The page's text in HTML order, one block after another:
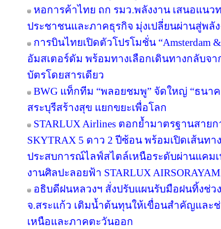
หอการค้าไทย ถก รมว.พลังงาน เสนอแน
ประชาชนและภาคธุรกิจ มุ่งเปลี่ยนผ่านสู่พลั
การบินไทยเปิดตัวโปรโมชั่น “Amsterdam
อัมสเตอร์ดัม พร้อมทางเลือกเดินทางกลับจา
บัตรโดยสารเดียว
BWG แท็กทีม “พลอยชมพู” จัดใหญ่ “ธนา
สระบุรีสร้างสุข แยกขยะเพื่อโลก
STARLUX Airlines ตอกย้ำมาตรฐานสาย
SKYTRAX 5 ดาว 2 ปีซ้อน พร้อมเปิดเส้นทา
ประสบการณ์ไลฟ์สไตล์เหนือระดับผ่านแคมเ
งานศิลปะลอยฟ้า STARLUX
อธิบดีฝนหลวงฯ สั่งปรับแผนรับมือฝนทิ้งช่ว
จ.สระแก้ว เติมน้ำต้นทุนให้เขื่อนสำคัญและ
เหนือและภาคตะวันออก